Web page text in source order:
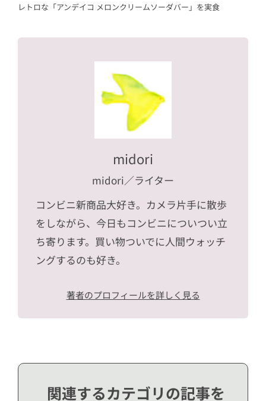
レトロな「アンデイコ メロンクリームソーダバー」を実食
midori
midori／ライター
コンビニ新商品大好き。カメラ片手に散歩
をしながら、今日もコンビニについつい立
ち寄ります。買い物ついでに人間ウォッチ
ングするのも好き。
著者のプロフィールを詳しく見る
関連するカテゴリの記事を